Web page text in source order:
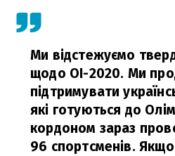
Ми відстежуємо
щодо ОІ-2020. Ми
підтримувати
які готуються до
кордоном зараз
96 спортсменів.